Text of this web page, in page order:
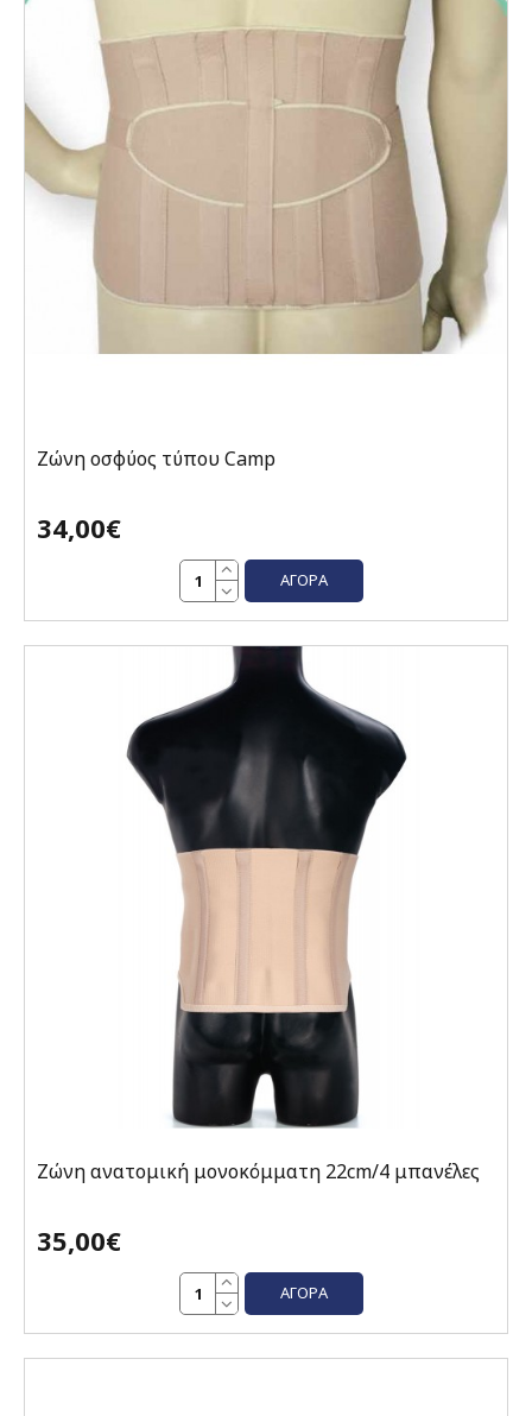
Ζώνη οσφύος τύπου Camp
34,00€
ΑΓΟΡΆ
Ζώνη ανατομική μονοκόμματη 22cm/4 μπανέλες
35,00€
ΑΓΟΡΆ